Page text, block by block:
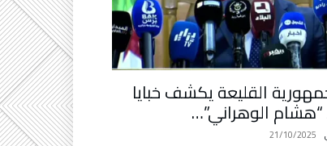
القليعة يكشف خبايا
الوهراني”…
21/10/2025